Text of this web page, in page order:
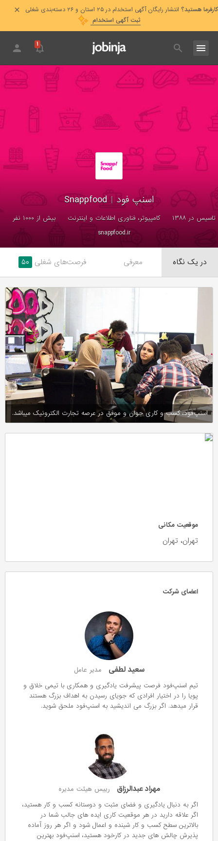
کارفرما هستید؟ انتشار رایگان آگهی استخدام در ۲۵ استان و ۲۶ دسته‌بندی شغلی
ثبت آگهی استخدام
۱
اسنپ فود|
Snappfood
تاسیس در ۱۳۸۸ کامپیوتر، فناوری اطلاعات و اینترنت
بیش از ۱۰۰۰ نفر
snappfood.ir
در یک نگاه معرفی فرصت‌های شغلی ۵۰
اسنپ‌فود، کسب و کاری جوان و موفق در عرصه تجارت الکترونیک میباشد.
موقعیت مکانی
تهران، تهران
اعضای شرکت
سعید لطفی
مدیر عامل
تیم اسنپ‌فود فرصت پیشرفت یادگیری و همکاری با تیمی خلاق و
پویا را در اختیار افرادی که جویای رسیدن به اهداف بزرگ هستند
قرار میدهد. اگر بزرگ می اندیشید به اسنپ‌فود ملحق شوید.
مهراد عبدالرزاق
رییس هیئت مدیره
اگر به دنبال یادگیری و فضای مثبت و دوستانه کسب و کار هستید،
اگر علاقه دارید در هر موقعیت کاری ایده های جالب شما در
بالاترین سطح کسب و کار شینده و اعمال شود و اگر هر روز آماده
پذیرش چالش های جدید در کارخود هستید، اسنپ‌فود بهترین